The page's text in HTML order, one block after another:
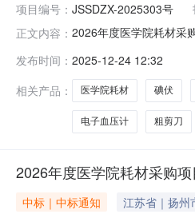
项目编号： JSSDZX-2025303号
正文内容： 2026年度医学院耗材采
部”获取采购文件，并
发布时间： 2025-12-24 12:32
相关产品：
医学院耗材 碘伏
电子血压计 粗剪刀
2026年度医学院耗材采购
中标｜中标通知 江苏省｜扬州